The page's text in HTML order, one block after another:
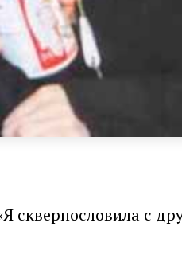
сквернословила с